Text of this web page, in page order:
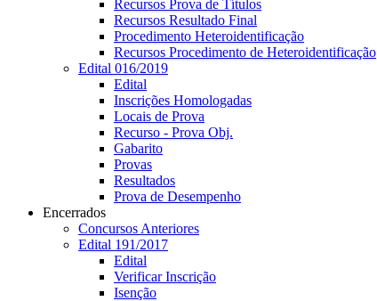
Recursos Prova de Títulos
Recursos Resultado Final
Procedimento Heteroidentificação
Recursos Procedimento de Heteroidentificação
Edital 016/2019
Edital
Inscrições Homologadas
Locais de Prova
Recurso - Prova Obj.
Gabarito
Provas
Resultados
Prova de Desempenho
Encerrados
Concursos Anteriores
Edital 191/2017
Edital
Verificar Inscrição
Isenção